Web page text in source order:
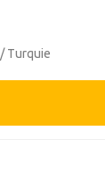
/ Turquie